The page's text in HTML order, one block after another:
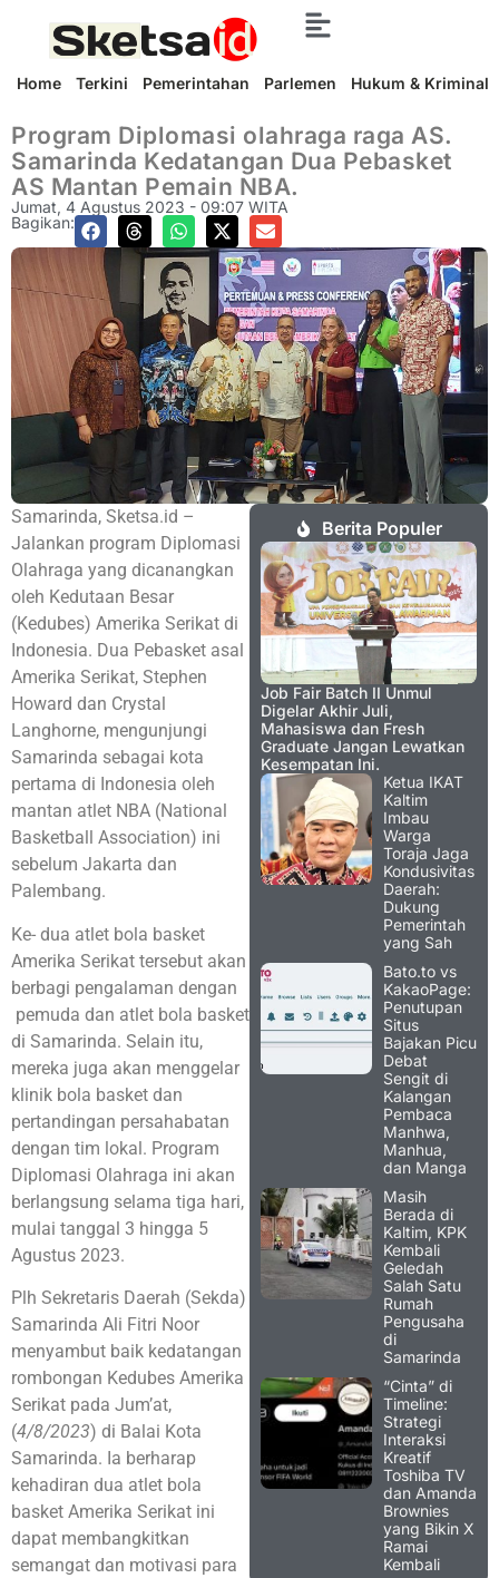
Home Terkini Pemerintahan Parlemen Hukum & Kriminal
Program Diplomasi olahraga raga AS.
Samarinda Kedatangan Dua Pebasket
AS Mantan Pemain NBA.
Jumat, 4 Agustus 2023 - 09:07 WITA
Bagikan:
Samarinda, Sketsa.id –
Jalankan program Diplomasi
Olahraga yang dicanangkan
oleh Kedutaan Besar
(Kedubes) Amerika Serikat di
Indonesia. Dua Pebasket asal
Amerika Serikat, Stephen
Howard dan Crystal
Langhorne, mengunjungi
Samarinda sebagai kota
pertama di Indonesia oleh
mantan atlet NBA (National
Basketball Association) ini
sebelum Jakarta dan
Palembang.
Ke- dua atlet bola basket
Amerika Serikat tersebut akan
berbagi pengalaman dengan
pemuda dan atlet bola basket
di Samarinda. Selain itu,
mereka juga akan menggelar
klinik bola basket dan
pertandingan persahabatan
dengan tim lokal. Program
Diplomasi Olahraga ini akan
berlangsung selama tiga hari,
mulai tanggal 3 hingga 5
Agustus 2023.
Plh Sekretaris Daerah (Sekda)
Samarinda Ali Fitri Noor
menyambut baik kedatangan
rombongan Kedubes Amerika
Serikat pada Jum’at,
(4/8/2023) di Balai Kota
Samarinda. Ia berharap
kehadiran dua atlet bola
basket Amerika Serikat ini
dapat membangkitkan
semangat dan motivasi para
Berita Populer
Job Fair Batch II Unmul
Digelar Akhir Juli,
Mahasiswa dan Fresh
Graduate Jangan Lewatkan
Kesempatan Ini.
Ketua IKAT
Kaltim
Imbau
Warga
Toraja Jaga
Kondusivitas
Daerah:
Dukung
Pemerintah
yang Sah
Bato.to vs
KakaoPage:
Penutupan
Situs
Bajakan Picu
Debat
Sengit di
Kalangan
Pembaca
Manhwa,
Manhua,
dan Manga
Masih
Berada di
Kaltim, KPK
Kembali
Geledah
Salah Satu
Rumah
Pengusaha
di
Samarinda
“Cinta” di
Timeline:
Strategi
Interaksi
Kreatif
Toshiba TV
dan Amanda
Brownies
yang Bikin X
Ramai
Kembali